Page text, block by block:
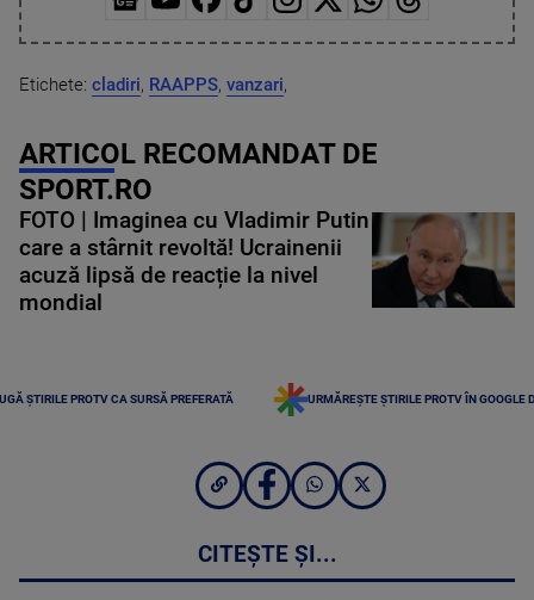
Etichete: cladiri, RAAPPS, vanzari,
ARTICOL RECOMANDAT DE
SPORT.RO
FOTO | Imaginea cu Vladimir Putin
care a stârnit revoltă! Ucrainenii
acuză lipsă de reacție la nivel
mondial
ȘTIRILE PROTV CA SURSĂ PREFERATĂ URMĂREȘTE ȘTIRILE PROTV ÎN GOOGLE
CITEȘTE ȘI...